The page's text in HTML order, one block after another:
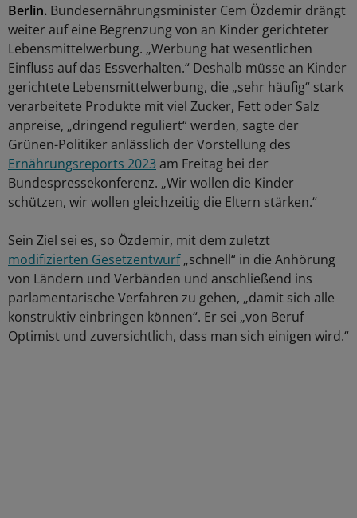
Berlin. Bundesernährungsminister Cem Özdemir drängt
weiter auf eine Begrenzung von an Kinder gerichteter
Lebensmittelwerbung. „Werbung hat wesentlichen
Einfluss auf das Essverhalten.“ Deshalb müsse an Kinder
gerichtete Lebensmittelwerbung, die „sehr häufig“ stark
verarbeitete Produkte mit viel Zucker, Fett oder Salz
anpreise, „dringend reguliert“ werden, sagte der
Grünen-Politiker anlässlich der Vorstellung des
Ernährungsreports 2023 am Freitag bei der
Bundespressekonferenz. „Wir wollen die Kinder
schützen, wir wollen gleichzeitig die Eltern stärken.“
Sein Ziel sei es, so Özdemir, mit dem zuletzt
modifizierten Gesetzentwurf„schnell“ in die Anhörung
von Ländern und Verbänden und anschließend ins
parlamentarische Verfahren zu gehen, „damit sich alle
konstruktiv einbringen können“. Er sei „von Beruf
Optimist und zuversichtlich, dass man sich einigen wird.“